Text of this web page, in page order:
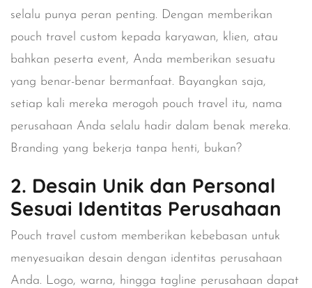
selalu punya peran penting. Dengan memberikan
pouch travel custom kepada karyawan, klien, atau
bahkan peserta event, Anda memberikan sesuatu
yang benar-benar bermanfaat. Bayangkan saja,
setiap kali mereka merogoh pouch travel itu, nama
perusahaan Anda selalu hadir dalam benak mereka.
Branding yang bekerja tanpa henti, bukan?
2. Desain Unik dan Personal
Sesuai Identitas Perusahaan
Pouch travel custom memberikan kebebasan untuk
menyesuaikan desain dengan identitas perusahaan
Anda. Logo, warna, hingga tagline perusahaan dapat